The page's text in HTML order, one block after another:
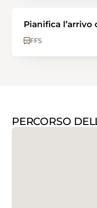
Pianifica
FFS
PERCORSO